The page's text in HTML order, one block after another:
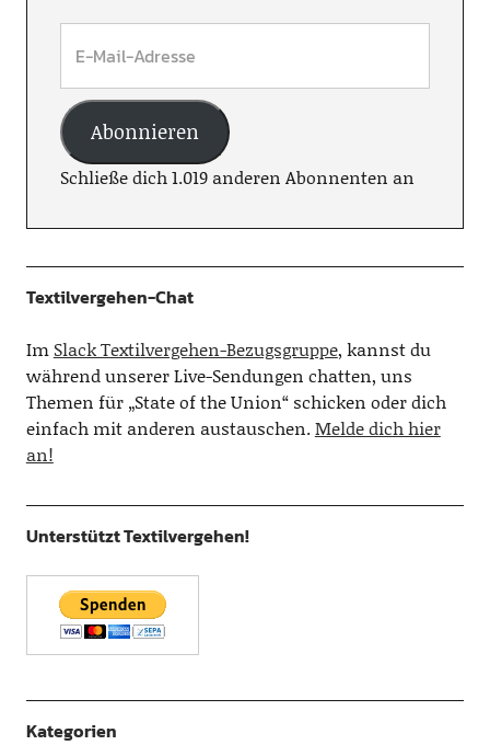
Abonnieren
Schließe dich 1.019 anderen Abonnenten an
Textilvergehen-Chat
Im Slack Textilvergehen-Bezugsgruppe, kannst du
während unserer Live-Sendungen chatten, uns
Themen für „State of the Union“ schicken oder dich
einfach mit anderen austauschen.Melde dich hier
an!
Unterstützt Textilvergehen!
Kategorien